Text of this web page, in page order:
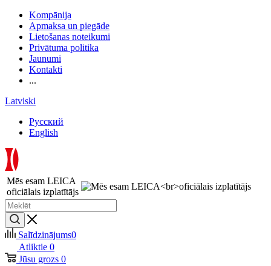
Kompānija
Apmaksa un piegāde
Lietošanas noteikumi
Privātuma politika
Jaunumi
Kontakti
...
Latviski
Русский
English
Mēs esam LEICA
oficiālais izplatītājs
Salīdzinājums0
Atliktie 0
Jūsu grozs 0